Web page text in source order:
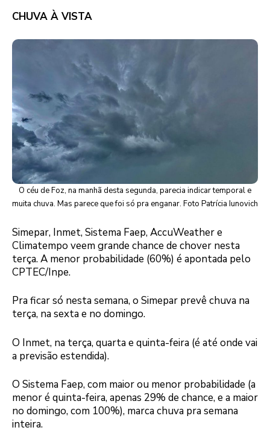
CHUVA À VISTA
O céu de Foz, na manhã desta segunda, parecia indicar temporal e
muita chuva. Mas parece que foi só pra enganar. Foto Patrícia Iunovich
Simepar, Inmet, Sistema Faep, AccuWeather e
Climatempo veem grande chance de chover nesta
terça. A menor probabilidade (60%) é apontada pelo
CPTEC/Inpe.
Pra ficar só nesta semana, o Simepar prevê chuva na
terça, na sexta e no domingo.
O Inmet, na terça, quarta e quinta-feira (é até onde vai
a previsão estendida).
O Sistema Faep, com maior ou menor probabilidade (a
menor é quinta-feira, apenas 29% de chance, e a maior
no domingo, com 100%), marca chuva pra semana
inteira.